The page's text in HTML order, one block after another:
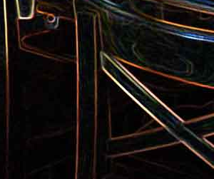
poêle
Pizza aux pommes de terre et
aux tomates séchées